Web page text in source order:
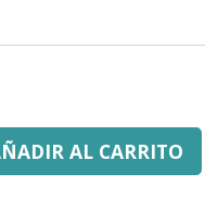
AL CARRITO